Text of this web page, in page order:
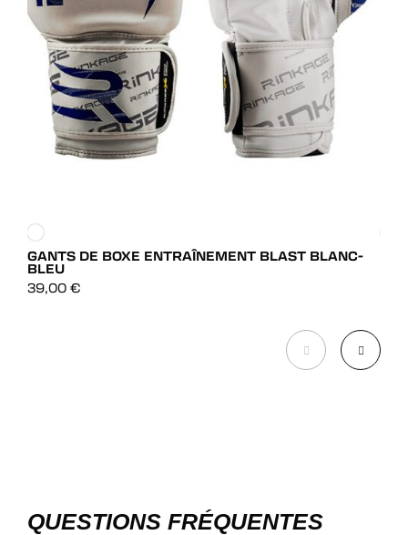
GANTS DE BOXE ENTRAÎNEMENT BLAST BLANC-
BLEU
39,00 €
QUESTIONS FRÉQUENTES